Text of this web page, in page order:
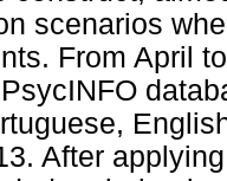
scenarios
From April
After